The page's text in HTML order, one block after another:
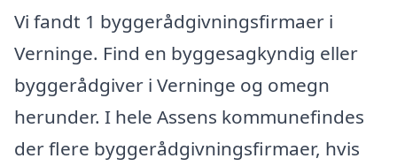
Vi fandt 1 byggerådgivningsfirmaer i
Verninge. Find en byggesagkyndig eller
byggerådgiver i Verninge og omegn
herunder. I hele Assens kommunefindes
der flere byggerådgivningsfirmaer, hvis